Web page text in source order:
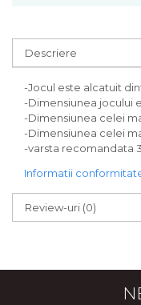
Descriere
-Jocul este alcatuit
-Dimensiunea jocului
-Dimensiunea celei
-Dimensiunea celei
-varsta recomandata
Informatii
Review-uri (0)